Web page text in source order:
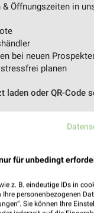
Öffnungszeiten in
bei neuen
planen
oder QR-Code
für unbedingt
z. B. eindeutige IDs in
personenbezogenen
Sie können Ihre